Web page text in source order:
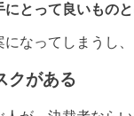
にとって良いもの
なってしまうし
クがある